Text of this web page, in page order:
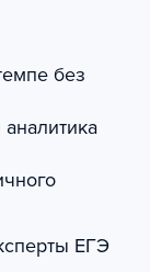
без
ЕГЭ